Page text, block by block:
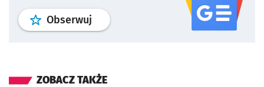
Obserwuj profil serwisu
ZOBACZ TAKŻE